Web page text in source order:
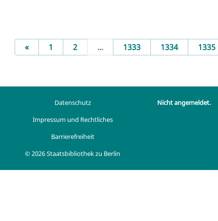
«Previous
1 2 ... 1333 1334 1335
Datenschutz
Impressum und Rechtliches
Barrierefreiheit
© 2026 Staatsbibliothek zu Berlin
Nicht angemeldet.